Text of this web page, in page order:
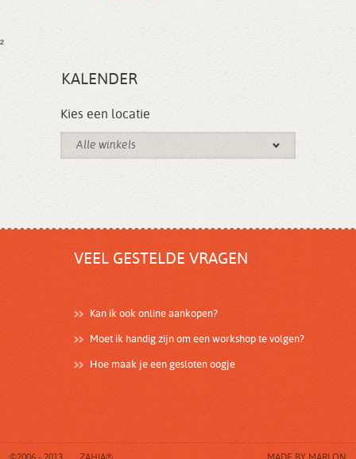
²
KALENDER
Kies een locatie
Alle winkels
VEEL GESTELDE VRAGEN
Kan ik ook online aankopen?
Moet ik handig zijn om een workshop te volgen?
Hoe maak je een gesloten oogje